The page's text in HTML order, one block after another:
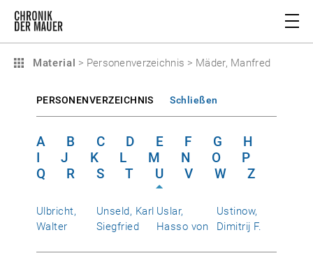
Material > Personenverzeichnis > Mäder, Manfred
PERSONENVERZEICHNIS Schließen
A B C D E F G
H
I
J K L M N O
P
Q
R S T U V W Z
Ulbricht,
Walter
Unseld, Karl
Siegfried
Uslar,
Hasso von
Ustinow,
Dimitrij F.